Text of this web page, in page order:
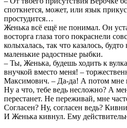
споткнется, может, или язык
простудится…
Женька всё ещё не понимал. Он
восторга глаза того покраснели
колыхалась, так что казалось,
маленькие радостные рыбки.
– Ты, Женька, будешь ходить к
внучкой вместо меня! –
Максимович. – Да-да! А потом мне
Ну а что, тебе ведь несложно? А
перестанет. Не переживай, мне
Согласен? Ну, согласен ведь?
И Женька кивнул. Ему